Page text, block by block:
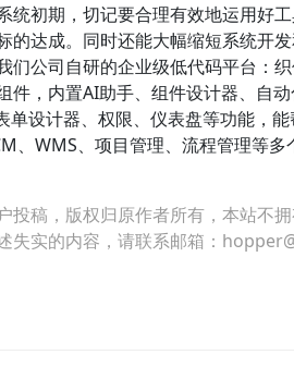
统初期，切记要合理有效地运用好
的达成。同时还能大幅缩短系统开
们公司自研的企业级低代码平台：
件，内置AI助手、组件设计器、自
单设计器、权限、仪表盘等功能，
、WMS、项目管理、流程管理等
投稿，版权归原作者所有，本站不
失实的内容，请联系邮箱：